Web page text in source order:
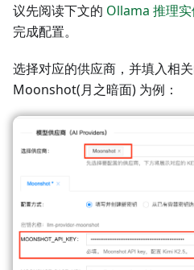
议先阅读下文的 Ollama 推理实
完成配置。
选择对应的供应商，并填入相
Moonshot(月之暗面) 为例：